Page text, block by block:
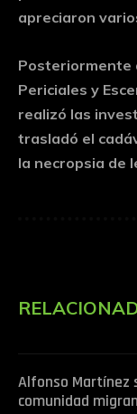
apreciaron
Posteriormente
Periciales y
realizó las
trasladó el
la necropsia de
Alfonso Martínez
comunidad